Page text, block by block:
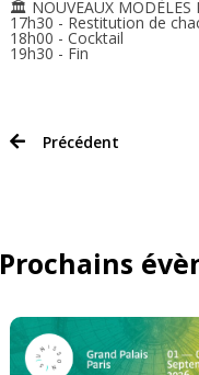
🏛 NOUVEAUX MODÈLES
17h30 - Restitution de
18h00 - Cocktail
19h30 - Fin
Précédent
Prochains